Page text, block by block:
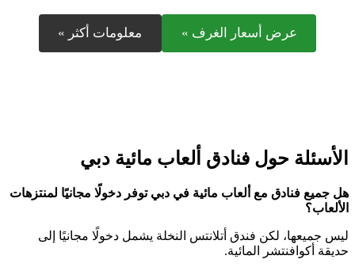
عرض أسعار الغرف » معلومات أكثر »
الأسئلة حول فنادق ألعاب مائية دبي
هل جميع فنادق مع ألعاب مائية في دبي توفر دخولًا مجانيًا لمنتزهات
الألعاب؟
ليس جميعها، لكن فندق أتلانتس النخلة يشمل دخولًا مجانيًا إلى
حديقة أكوافنتشر المائية.